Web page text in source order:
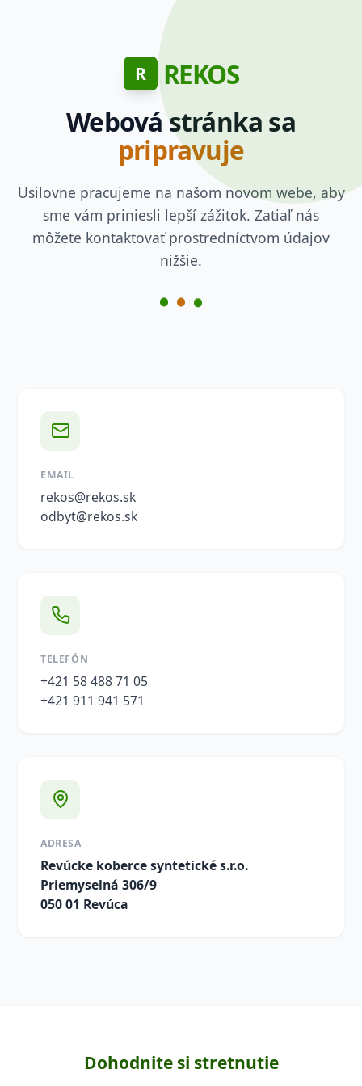
R
REKOS
Webová stránka sa
pripravuje
Usilovne pracujeme na našom novom webe, aby
sme vám priniesli lepší zážitok. Zatiaľ nás
môžete kontaktovať prostredníctvom údajov
nižšie.
EMAIL
rekos@rekos.sk
odbyt@rekos.sk
TELEFÓN
+421 58 488 71 05
+421 911 941 571
ADRESA
Revúcke koberce syntetické s.r.o.
Priemyselná 306/9
050 01 Revúca
Dohodnite si stretnutie